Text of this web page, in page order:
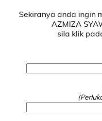
Sekiranya anda ingin
AZMIZA
sila klik